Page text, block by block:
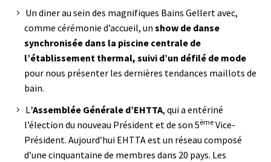
Un diner au sein des magnifiques Bains Gellert avec,
comme cérémonie d’accueil, unshow de danse
synchronisée dans la piscine centrale de
l’établissement thermal, suivi d’un défilé de mode
pour nous présenter les dernières tendances maillots de
bain.
L’Assemblée Générale d’EHTTA, qui a entériné
l’élection du nouveau Président et de son 5ème Vice-
Président. Aujourd’hui EHTTA est un réseau composé
d’une cinquantaine de membres dans 20 pays. Les